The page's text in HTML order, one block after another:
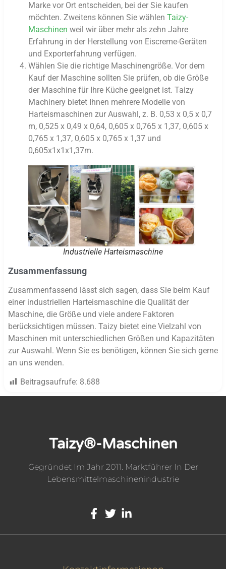
Marke vor Ort entscheiden, bei der Sie kaufen
möchten. Zweitens können Sie wählen Taizy-
Maschinen weil wir über mehr als zehn Jahre
Erfahrung in der Herstellung von Eiscreme-Geräten
und Exporterfahrung verfügen.
Wählen Sie die richtige Maschinengröße. Vor dem
Kauf der Maschine sollten Sie prüfen, ob die Größe
der Maschine für Ihre Küche geeignet ist. Taizy
Machinery bietet Ihnen mehrere Modelle von
Harteismaschinen zur Auswahl, z. B. 0,53 x 0,5 x 0,7
m, 0,525 x 0,49 x 0,64, 0,605 x 0,765 x 1,37, 0,605 x
0,765 x 1,37, 0,605 x 0,765 x 1,37 und
0,605x1x1x1,37m.
Industrielle Harteismaschine
Zusammenfassung
Zusammenfassend lässt sich sagen, dass Sie beim Kauf
einer industriellen Harteismaschine die Qualität der
Maschine, die Größe und viele andere Faktoren
berücksichtigen müssen. Taizy bietet eine Vielzahl von
Maschinen mit unterschiedlichen Größen und Kapazitäten
zur Auswahl. Wenn Sie es benötigen, können Sie sich gerne
an uns wenden.
Beitragsaufrufe: 8.688
Taizy®-Maschinen
Gegründet Im Jahr 2011. Marktführer In Der
Lebensmittelmaschinenindustrie